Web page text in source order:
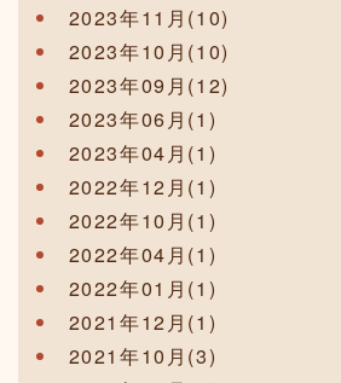
2023年11月(10)
2023年10月(10)
2023年09月(12)
2023年06月(1)
2023年04月(1)
2022年12月(1)
2022年10月(1)
2022年04月(1)
2022年01月(1)
2021年12月(1)
2021年10月(3)